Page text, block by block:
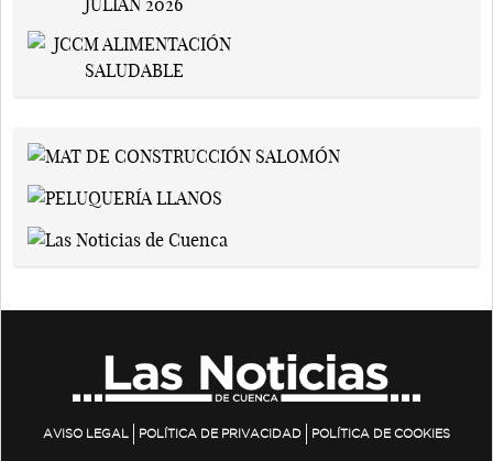
AVISO LEGAL POLÍTICA DE PRIVACIDAD POLÍTICA DE COOKIES